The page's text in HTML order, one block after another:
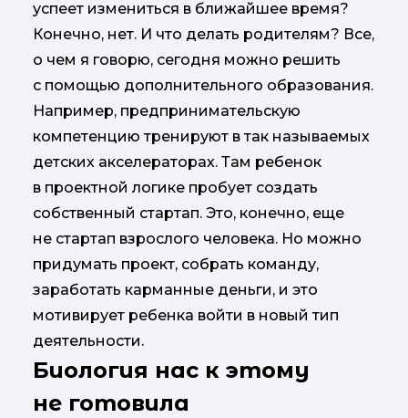
успеет измениться в ближайшее время?
Конечно, нет. И что делать родителям? Все,
о чем я говорю, сегодня можно решить
с помощью дополнительного образования.
Например, предпринимательскую
компетенцию тренируют в так называемых
детских акселераторах. Там ребенок
в проектной логике пробует создать
собственный стартап. Это, конечно, еще
не стартап взрослого человека. Но можно
придумать проект, собрать команду,
заработать карманные деньги, и это
мотивирует ребенка войти в новый тип
деятельности.
Биология нас к этому
не готовила